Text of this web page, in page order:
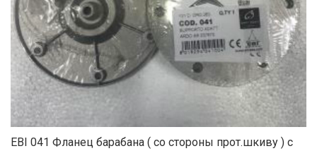
EBI 041 Фланец барабана ( со стороны прот.шкиву ) с